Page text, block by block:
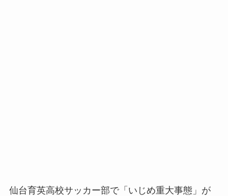
仙台育英高校サッカー部で「いじめ重大事態」が